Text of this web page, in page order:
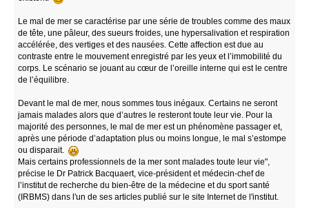
Le mal de mer se caractérise par une série de troubles comme des maux
de tête, une pâleur, des sueurs froides, une hypersalivation et respiration
accélérée, des vertiges et des nausées. Cette affection est due au
contraste entre le mouvement enregistré par les yeux et l’immobilité du
corps. Le scénario se jouant au cœur de l’oreille interne qui est le centre
de l’équilibre.
Devant le mal de mer, nous sommes tous inégaux. Certains ne seront
jamais malades alors que d’autres le resteront toute leur vie. Pour la
majorité des personnes, le mal de mer est un phénomène passager et,
après une période d’adaptation plus ou moins longue, le mal s’estompe
ou disparait.
Mais certains professionnels de la mer sont malades toute leur vie",
précise le Dr Patrick Bacquaert, vice-président et médecin-chef de
l’institut de recherche du bien-être de la médecine et du sport santé
(IRBMS) dans l'un de ses articles publié sur le site Internet de l'institut.